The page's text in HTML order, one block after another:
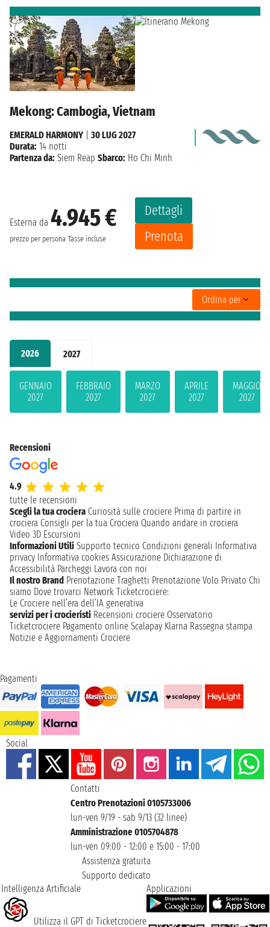
2026 2027
GENNAIO
2027
FEBBRAIO
2027
MARZO
2027
APRILE
2027
MAGGIO
2027
Mekong: Cambogia, Vietnam
Esterna da 4.945 €
prezzo per persona Tasse incluse
Dettagli
Prenota
EMERALD HARMONY
30 LUG 2027
Durata: 14 notti
Partenza da: Siem Reap Sbarco: Ho Chi Minh
Ordina per
Recensioni
4.9
tutte le recensioni
Scegli la tua crociera Curiosità sulle crociere Prima di partire in
crociera Consigli per la tua Crociera Quando andare in crociera
Video 3D Escursioni
Informazioni Utili Supporto tecnico Condizioni generali Informativa
privacy Informativa cookies Assicurazione Dichiarazione di
Accessibilità Parcheggi Lavora con noi
Il nostro Brand Prenotazione Traghetti Prenotazione Volo Privato Chi
siamo Dove trovarci Network Ticketcrociere:
Le Crociere nell’era dell’IA generativa
servizi per i crocieristi Recensioni crociere Osservatorio
Ticketcrociere Pagamento online Scalapay Klarna Rassegna stampa
Notizie e Aggiornamenti Crociere
Pagamenti
Social
Contatti
Centro Prenotazioni 0105733006
lun-ven 9/19 - sab 9/13 (32 linee)
Amministrazione 0105704878
lun-ven 09:00 - 12:00 e 15:00 - 17:00
Assistenza gratuita
Supporto dedicato
Intelligenza Artificiale
Utilizza il GPT di Ticketcrociere
Applicazioni